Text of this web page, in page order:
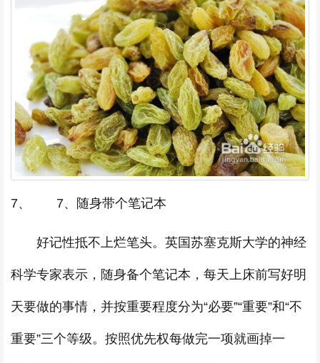
7、 7、随身带个笔记本
好记性抵不上烂笔头。英国苏塞克斯大学的神经
科学专家表示，随身备个笔记本，每天上床前写好明
天要做的事情，并按重要程度分为“必要”“重要”和“不
重要”三个等级。按照优先权每做完一项就画掉一